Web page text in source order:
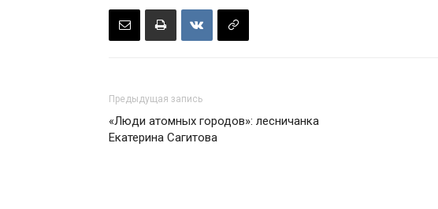
Предыдущая запись
«Люди атомных городов»: лесничанка
Екатерина Сагитова